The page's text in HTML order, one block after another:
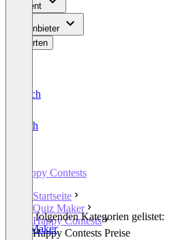
Content
Für Anbieter
Bewerten
Deutsch
English
Happy Contests
Startseite
Quiz Maker
Happy Contests
Happy Contests Preise
In den folgenden Kategorien gelistet:
Quiz Maker